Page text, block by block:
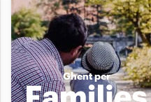
Ghent per